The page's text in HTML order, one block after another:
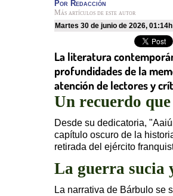
Por Redacción
Más artículos de este autor
martes 30 de junio de 2026, 01:14h
La literatura
profundidades de la
atención de lectores y
Un recuerdo
Desde su dedicatoria,
capítulo oscuro de la
retirada del ejército
La guerra sucia
La narrativa de Bárbulo se